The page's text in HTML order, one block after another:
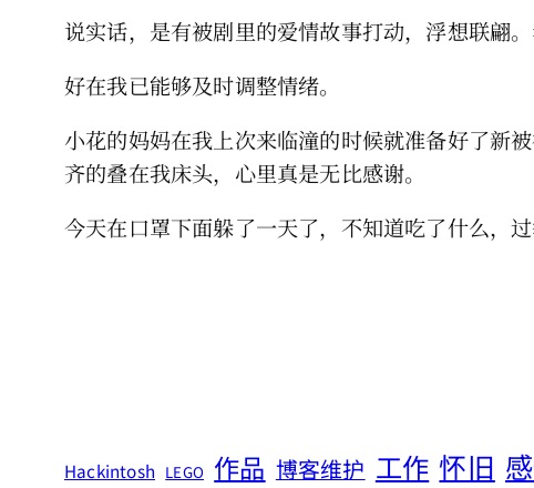
说实话，是有被剧里的爱情故事打动，浮想联翩
好在我已能够及时调整情绪。
小花的妈妈在我上次来临潼的时候就准备好了新
齐的叠在我床头，心里真是无比感谢。
今天在口罩下面躲了一天了，不知道吃了什么，过
Hackintosh LEGO 作品 博客维护 工作 怀旧